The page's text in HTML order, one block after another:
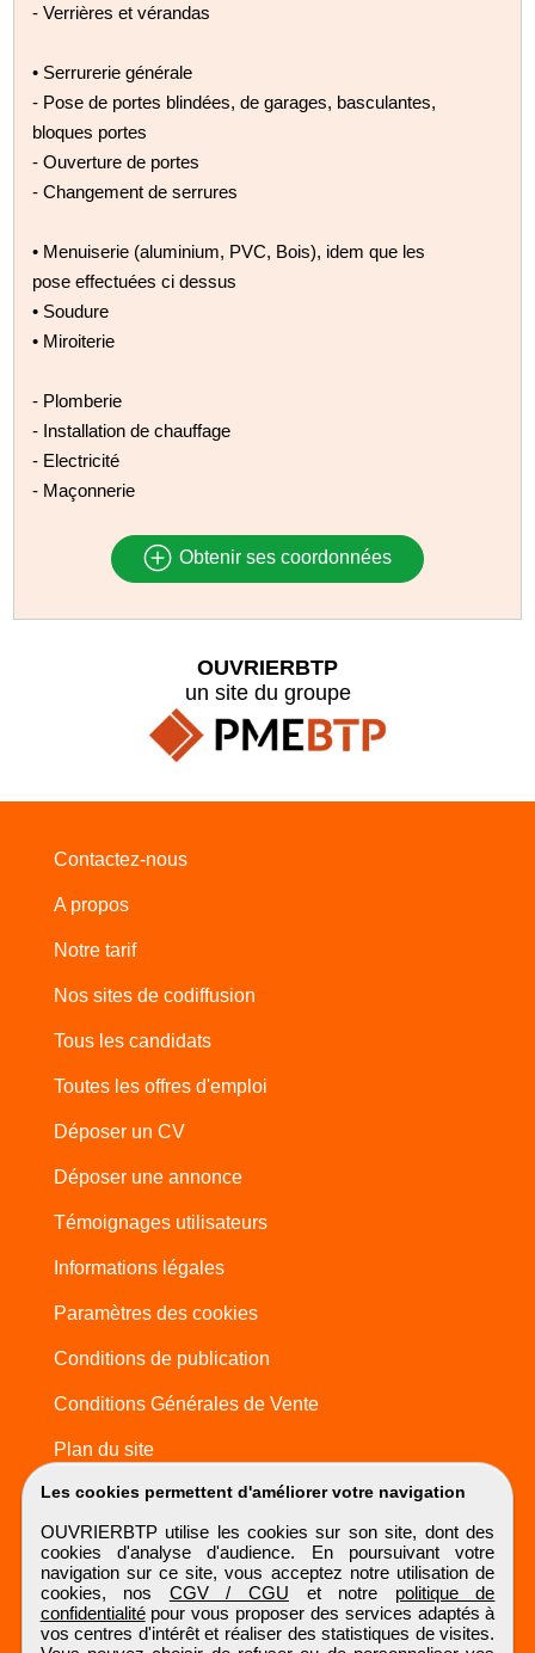
- Verrières et vérandas
• Serrurerie générale
- Pose de portes blindées, de garages, basculantes,
bloques portes
- Ouverture de portes
- Changement de serrures
• Menuiserie (aluminium, PVC, Bois), idem que les
pose effectuées ci dessus
• Soudure
• Miroiterie
- Plomberie
- Installation de chauffage
- Electricité
- Maçonnerie
Obtenir ses coordonnées
Les cookies permettent d'améliorer votre navigation
OUVRIERBTP utilise les cookies sur son site, dont des
cookies d'analyse d'audience. En poursuivant votre
navigation sur ce site, vous acceptez notre utilisation de
cookies, nos CGV / CGU et notre politique de
confidentialitépour vous proposer des services adaptés à
vos centres d'intérêt et réaliser des statistiques de visites.
OUVRIERBTP
un site du groupe
Contactez-nous
A propos
Notre tarif
Nos sites de codiffusion
Tous les candidats
Toutes les offres d'emploi
Déposer un CV
Déposer une annonce
Témoignages utilisateurs
Informations légales
Paramètres des cookies
Conditions de publication
Conditions Générales de Vente
Plan du site